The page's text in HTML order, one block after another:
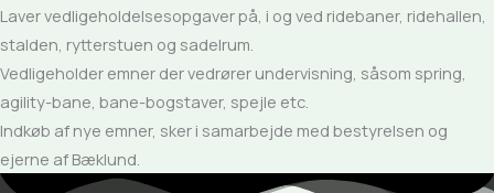
Laver vedligeholdelsesopgaver på, i og ved ridebaner, ridehallen,
stalden, rytterstuen og sadelrum.
Vedligeholder emner der vedrører undervisning, såsom spring,
agility-bane, bane-bogstaver, spejle etc.
Indkøb af nye emner, sker i samarbejde med bestyrelsen og
ejerne af Bæklund.